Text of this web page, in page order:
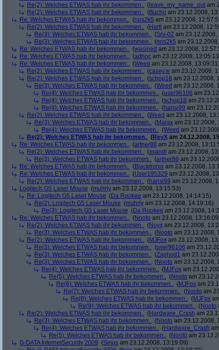
Re(2): Welches ETWAS hab ihr bekommen.. ( leave_my_name_out am
Re(2): Welches ETWAS hab ihr bekommen.. (Bucho am 23.12.2008,
Re: Welches ETWAS hab ihr bekommen.. (nos2k5 am 23.12.2008,
Re(2): Welches ETWAS hab ihr bekommen.. (Harti am 23.12.2008,
Re(3): Welches ETWAS hab ihr bekommen.. (Srv-02 am 23.12.2008,
Re(3): Welches ETWAS hab ihr bekommen.. (nos2k5 am
Re: Welches ETWAS hab ihr bekommen.. (wasined am 23.12.2008,
Re: Welches ETWAS hab ihr bekommen.. (adhoc am 23.12.2008,
Re: Welches ETWAS hab ihr bekommen.. (Weed am 23.12.2008,
Re(2): Welches ETWAS hab ihr bekommen.. (casey.w am 23.12.2008,
Re(2): Welches ETWAS hab ihr bekommen.. (schop18 am 23.12.2008,
Re(3): Welches ETWAS hab ihr bekommen.. (Weed am 23.12.2008,
Re(4): Welches ETWAS hab ihr bekommen.. (user96106 am
Re(4): Welches ETWAS hab ihr bekommen.. (schop18 am
Re(4): Welches ETWAS hab ihr bekommen.. (hansi99 am
Re(2): Welches ETWAS hab ihr bekommen.. (Weed am 23.12.2008,
Re(3): Welches ETWAS hab ihr bekommen.. (Marax am 23.12.2008,
Re(4): Welches ETWAS hab ihr bekommen.. (Weed am
Re(2): Welches ETWAS hab ihr bekommen.. (RevX am 24.12.2008,
Re: Welches ETWAS hab ihr bekommen.. (artner88 am 23.12.2008,
Re(2): Welches ETWAS hab ihr bekommen.. (xxandl am 23.12.2008,
Re(3): Welches ETWAS hab ihr bekommen.. (artner88 am
Re: Welches ETWAS hab ihr bekommen.. (Blacktronix am 23.12.2008,
Re: Welches ETWAS hab ihr bekommen.. (User195329 am 23.12.2008,
Re(2): Welches ETWAS hab ihr bekommen.. (hansi99 am 23.12.2008,
Logitech G5 Laser Mouse (muhrly am 23.12.2008, 13:15:53)
Re: Logitech G5 Laser Mouse (Da Rookee am 23.12.2008, 14:14:15)
Re(2): Logitech G5 Laser Mouse (muhrly am 23.12.2008, 14:19:16)
Re(3): Logitech G5 Laser Mouse (Da Rookee am 23.12.2008,
Re: Welches ETWAS hab ihr bekommen.. (Nooto am 23.12.2008,
Re(2): Welches ETWAS hab ihr bekommen.. (Noyx am 23.12.2008,
Re(3): Welches ETWAS hab ihr bekommen.. (Nooto am 23.12.2008,
Re(2): Welches ETWAS hab ihr bekommen.. (MJFox am 23.12.2008,
Re(3): Welches ETWAS hab ihr bekommen.. (user96106 am
Re(3): Welches ETWAS hab ihr bekommen.. (Zaphod1 am
Re(3): Welches ETWAS hab ihr bekommen.. (Nooto am 23.12.2008,
Re(4): Welches ETWAS hab ihr bekommen.. (MJFox am
Re(5): Welches ETWAS hab ihr bekommen.. (Nooto am
Re(6): Welches ETWAS hab ihr bekommen.. (MJFox am
Re(7): Welches ETWAS hab ihr bekommen.. (Nooto am
Re(8): Welches ETWAS hab ihr bekommen.. (MJFox
Re(9): Welches ETWAS hab ihr bekommen.. (Nooto
Re(2): Welches ETWAS hab ihr bekommen.. (Hardware_Crash am
Re(3): Welches ETWAS hab ihr bekommen.. (Nooto am 23.12.2008,
Re(4): Welches ETWAS hab ihr bekommen.. (Hardware_Crash
Re(5): Welches ETWAS hab ihr bekommen.. (Nooto am
G-DATA InternetSecurity 2009 (Sirius am 23.12.2008, 13:19:09)